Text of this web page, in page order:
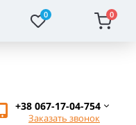
0 0
+38 067-17-04-754
Заказать звонок